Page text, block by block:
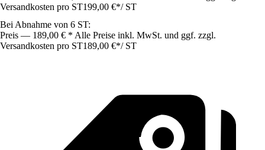
Versandkosten pro ST199,00 €*/ ST
Bei Abnahme von 6 ST:
Preis — 189,00 € * Alle Preise inkl. MwSt. und ggf. zzgl.
Versandkosten pro ST189,00 €*/ ST